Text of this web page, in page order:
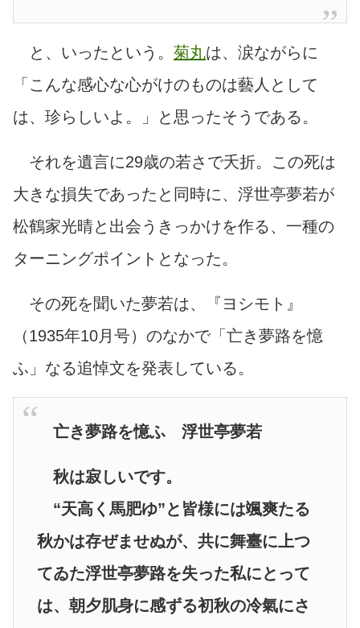
と、いったという。 菊丸は、涙ながらに
「こんな感心な心がけのものは藝人として
は、珍らしいよ。」と思ったそうである。
それを遺言に29歳の若さで夭折。この死は
大きな損失であったと同時に、浮世亭夢若が
松鶴家光晴と出会うきっかけを作る、一種の
ターニングポイントとなった。
その死を聞いた夢若は、『ヨシモト』
（1935年10月号）のなかで「亡き夢路を憶
ふ」なる追悼文を発表している。
亡き夢路を憶ふ 浮世亭夢若
秋は寂しいです。
“天高く馬肥ゆ”と皆様には颯爽たる
秋かは存ぜませぬが、共に舞臺に上つ
てゐた浮世亭夢路を失った私にとって
は、朝夕肌身に感ずる初秋の冷氣にさ